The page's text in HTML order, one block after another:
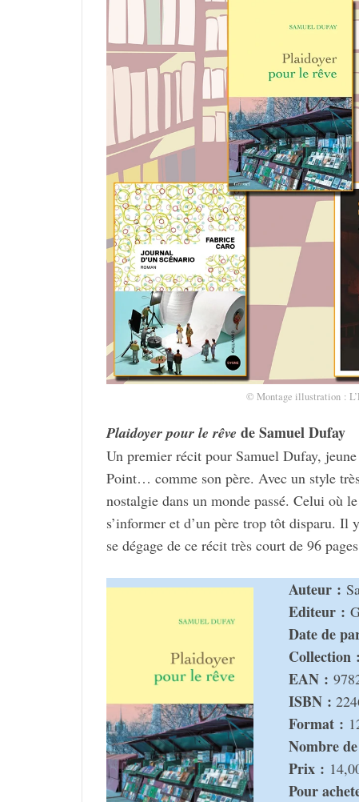
© Montage illus­tra­tion :
Plai­doyer pour le rêve de Samuel Dufay
Un premier récit pour Samuel Dufay,
Point… comme son père. Avec un style
nostal­gie dans un monde passé. Celui où
s’in­for­mer et d’un père trop tôt disparu.
se dégage de ce récit très court de 96
Auteur :
Editeur :
Date de
Collec­­tion :
EAN :
ISBN :
Format :
Nombre
Prix :
Pour